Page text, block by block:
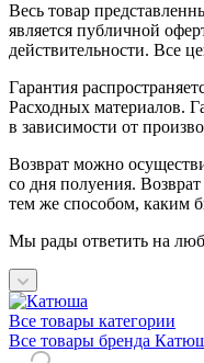
Весь товар
является публичной
действительности. Все
Гарантия
Расходных материалов.
в зависимости от
Возврат можно
со дня полуения.
тем же способом, каким
Мы рады ответить на
Все товары категории
Все товары бренда